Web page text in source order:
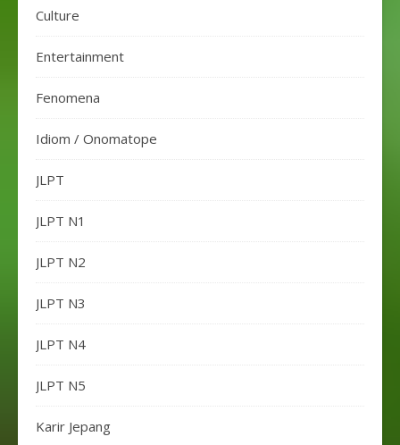
Culture
Entertainment
Fenomena
Idiom / Onomatope
JLPT
JLPT N1
JLPT N2
JLPT N3
JLPT N4
JLPT N5
Karir Jepang